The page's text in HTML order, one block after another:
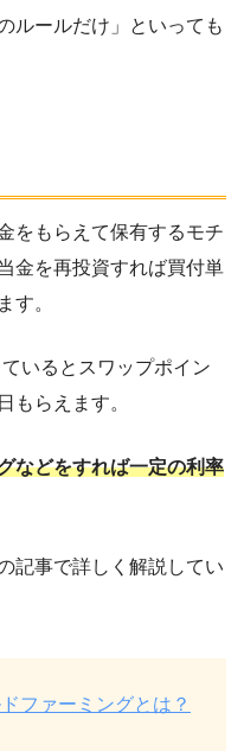
ルールだけ」といっても
をもらえて保有するモチ
金を再投資すれば買付単
す。
いるとスワップポイン
もらえます。
などをすれば一定の利率
記事で詳しく解説してい
ファーミングとは？